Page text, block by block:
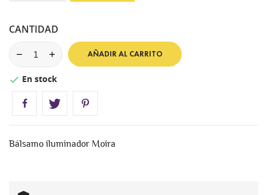
CANTIDAD
AÑADIR AL CARRITO
 En stock
Bálsamo iluminador Moira